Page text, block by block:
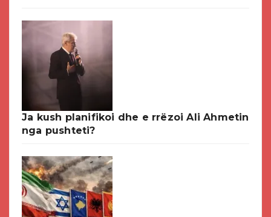
Ja kush planifikoi dhe e rrëzoi Ali Ahmetin
nga pushteti?